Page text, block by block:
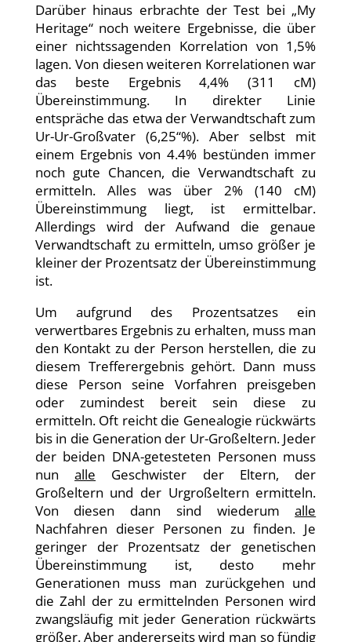
Darüber hinaus erbrachte der Test bei „My
Heritage“ noch weitere Ergebnisse, die über
einer nichtssagenden Korrelation von 1,5%
lagen. Von diesen weiteren Korrelationen war
das beste Ergebnis 4,4% (311 cM)
Übereinstimmung. In direkter Linie
entspräche das etwa der Verwandtschaft zum
Ur-Ur-Großvater (6,25“%). Aber selbst mit
einem Ergebnis von 4.4% bestünden immer
noch gute Chancen, die Verwandtschaft zu
ermitteln. Alles was über 2% (140 cM)
Übereinstimmung liegt, ist ermittelbar.
Allerdings wird der Aufwand die genaue
Verwandtschaft zu ermitteln, umso größer je
kleiner der Prozentsatz der Übereinstimmung
ist.
Um aufgrund des Prozentsatzes ein
verwertbares Ergebnis zu erhalten, muss man
den Kontakt zu der Person herstellen, die zu
diesem Trefferergebnis gehört. Dann muss
diese Person seine Vorfahren preisgeben
oder zumindest bereit sein diese zu
ermitteln. Oft reicht die Genealogie rückwärts
bis in die Generation der Ur-Großeltern. Jeder
der beiden DNA-getesteten Personen muss
nunalle Geschwister der Eltern, der
Großeltern und der Urgroßeltern ermitteln.
Von diesen dann sind wiederumalle
Nachfahren dieser Personen zu finden. Je
geringer der Prozentsatz der genetischen
Übereinstimmung ist, desto mehr
Generationen muss man zurückgehen und
die Zahl der zu ermittelnden Personen wird
zwangsläufig mit jeder Generation rückwärts
größer. Aber andererseits wird man so fündig